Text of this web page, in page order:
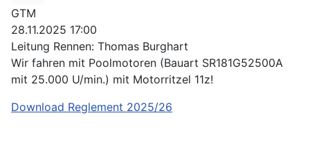
GTM
28.11.2025 17:00
Leitung Rennen: Thomas Burghart
Wir fahren mit Poolmotoren (Bauart SR181G52500A
mit 25.000 U/min.) mit Motorritzel 11z!
Download Reglement 2025/26